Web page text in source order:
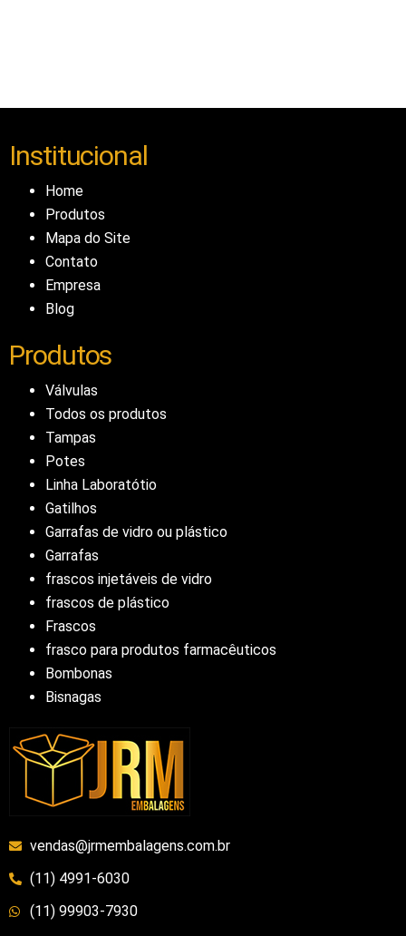
Institucional
Home
Produtos
Mapa do Site
Contato
Empresa
Blog
Produtos
Válvulas
Todos os produtos
Tampas
Potes
Linha Laboratótio
Gatilhos
Garrafas de vidro ou plástico
Garrafas
frascos injetáveis de vidro
frascos de plástico
Frascos
frasco para produtos farmacêuticos
Bombonas
Bisnagas
vendas@jrmembalagens.com.br
(11) 4991-6030
(11) 99903-7930